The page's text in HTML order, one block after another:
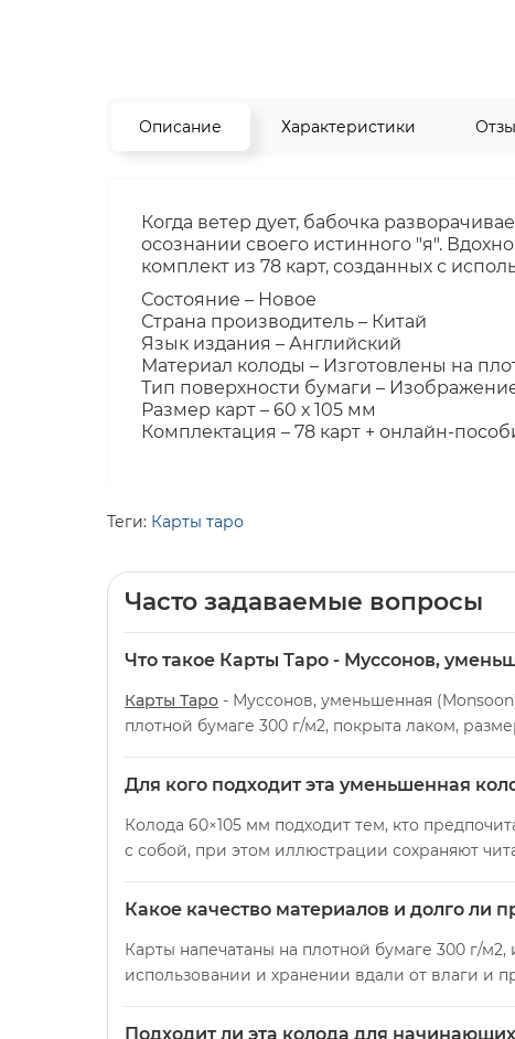
Описание Характеристики
Когда ветер дует, бабочка
осознании своего истинного "я".
комплект из 78 карт, созданных с
Состояние – Новое
Страна производитель – Китай
Язык издания – Английский
Материал колоды – Изготовлены на
Тип поверхности бумаги –
Размер карт – 60 х 105 мм
Комплектация – 78 карт + онлайн-
Теги: Карты таро
Часто задаваемые вопросы
Что такое Карты Таро - Муссонов,
Карты Таро - Муссонов, уменьшенная
плотной бумаге 300 г/м2, покрыта лаком,
Для кого подходит эта уменьшенная
Колода 60×105 мм подходит тем, кто
с собой, при этом иллюстрации сохраняют
Какое качество материалов и долго ли
Карты напечатаны на плотной бумаге 300 г/
использовании и хранении вдали от влаги и
Подходит ли эта колода для